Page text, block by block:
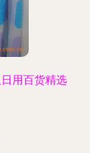
用百货精选